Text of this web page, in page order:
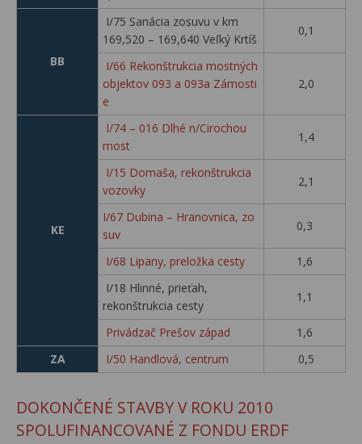
BB
I/75 Sanácia zosuvu v km
169,520 – 169,640 Veľký Krtíš
0,1
I/66 Rekonštrukcia mostných
objektov 093 a 093a Zámosti
e
2,0
KE
I/74 – 016 Dlhé n/Cirochou
most
1,4
I/15 Domaša, rekonštrukcia
vozovky
2,1
I/67 Dubina – Hranovnica, zo
suv
0,3
I/68 Lipany, preložka cesty
1,6
I/18 Hlinné, prieťah,
rekonštrukcia cesty
1,1
Privádzač Prešov západ
1,6
ZA
I/50 Handlová, centrum 0,5
DOKONČENÉ STAVBY V ROKU 2010
SPOLUFINANCOVANÉ Z FONDU ERDF